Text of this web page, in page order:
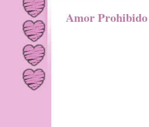
Amor Prohibido